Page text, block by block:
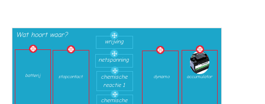
Wat hoort waar?
batterij stopcontact dynamo accumulator
wrijving
netspanning
chemische
reactie 1
chemische